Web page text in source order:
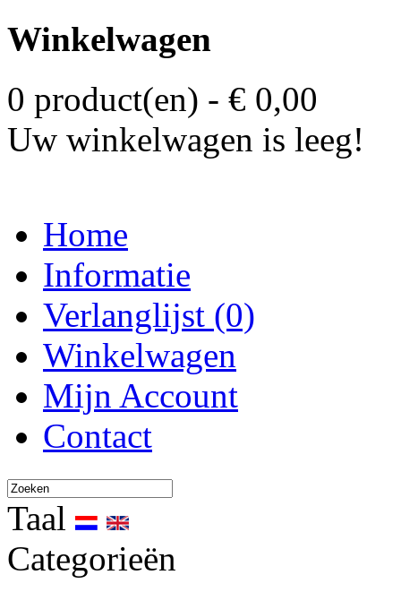
Winkelwagen
0 product(en) - € 0,00
Uw winkelwagen is leeg!
Home
Informatie
Verlanglijst (0)
Winkelwagen
Mijn Account
Contact
Taal
Categorieën